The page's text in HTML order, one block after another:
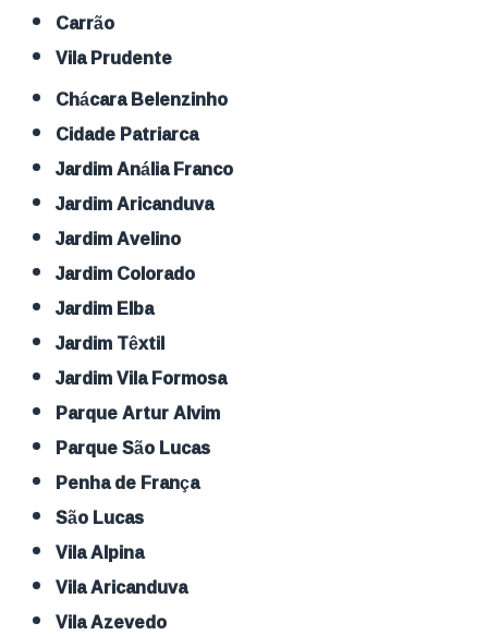
Carrão
Vila Prudente
Chácara Belenzinho
Cidade Patriarca
Jardim Anália Franco
Jardim Aricanduva
Jardim Avelino
Jardim Colorado
Jardim Elba
Jardim Têxtil
Jardim Vila Formosa
Parque Artur Alvim
Parque São Lucas
Penha de França
São Lucas
Vila Alpina
Vila Aricanduva
Vila Azevedo